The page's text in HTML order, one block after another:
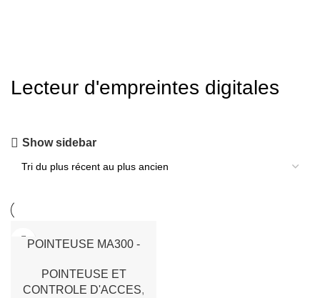
Lecteur d'empreintes digitales
Show sidebar
POINTEUSE MA300 -
DIGITALES AVEC
CAPTEUR OPTIQUE
POINTEUSE ET
CONTROLE D'ACCES,